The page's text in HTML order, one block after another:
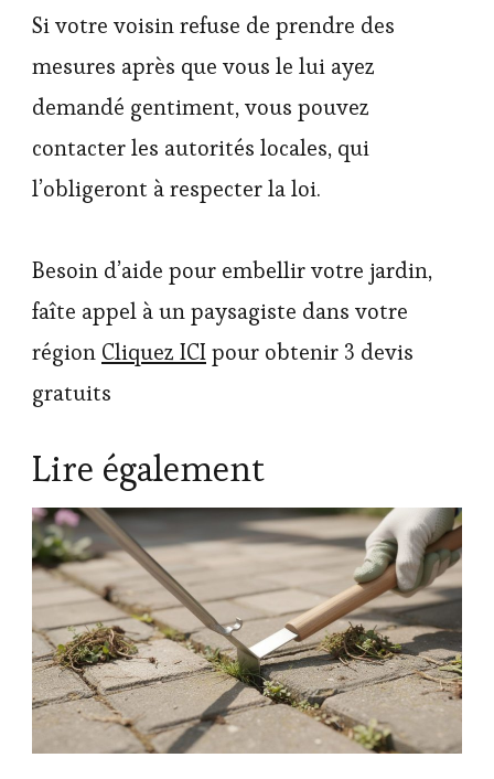
Si votre voisin refuse de prendre des
mesures après que vous le lui ayez
demandé gentiment, vous pouvez
contacter les autorités locales, qui
l’obligeront à respecter la loi.
Besoin d’aide pour embellir votre jardin,
faîte appel à un paysagiste dans votre
région Cliquez ICIpour obtenir 3 devis
gratuits
Lire également